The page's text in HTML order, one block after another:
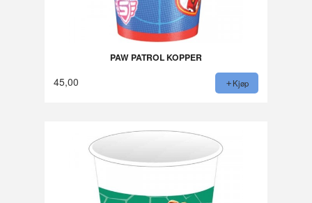
PAW PATROL KOPPER
45,00 Kjøp